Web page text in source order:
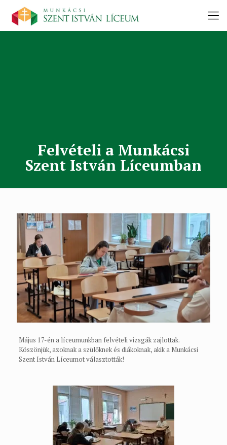
Felvételi a Munkácsi
Szent István Líceumban
Május 17-én a líceumunkban felvételi vizsgák zajlottak.
Köszönjük, azoknak a szülőknek és diákoknak, akik a Munkácsi
Szent István Líceumot választották!